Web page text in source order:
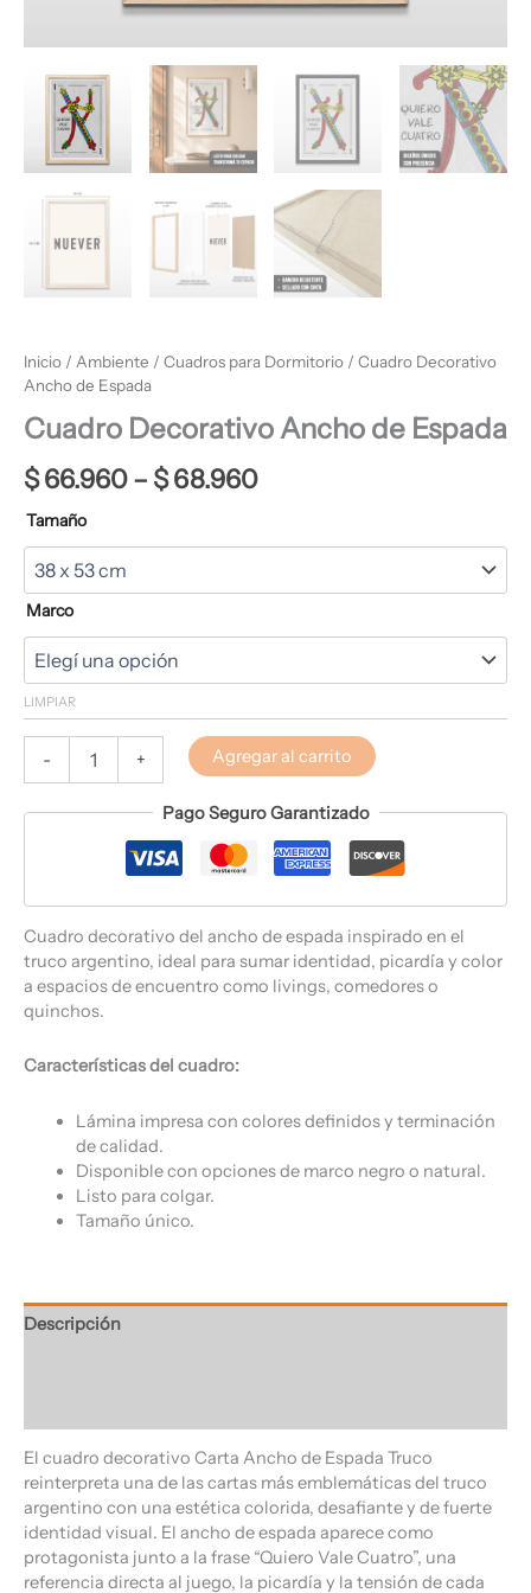
Inicio / Ambiente / Cuadros para Dormitorio / Cuadro Decorativo
Ancho de Espada
Cuadro Decorativo Ancho de Espada
$66.960– $68.960
Tamaño
Marco
LIMPIAR
- + Agregar al carrito
Pago Seguro Garantizado
Cuadro decorativo del ancho de espada inspirado en el
truco argentino, ideal para sumar identidad, picardía y color
a espacios de encuentro como livings, comedores o
quinchos.
Características del cuadro:
Lámina impresa con colores definidos y terminación
de calidad.
Disponible con opciones de marco negro o natural.
Listo para colgar.
Tamaño único.
Descripción
El cuadro decorativo Carta Ancho de Espada Truco
reinterpreta una de las cartas más emblemáticas del truco
argentino con una estética colorida, desafiante y de fuerte
identidad visual. El ancho de espada aparece como
protagonista junto a la frase “Quiero Vale Cuatro”, una
referencia directa al juego, la picardía y la tensión de cada